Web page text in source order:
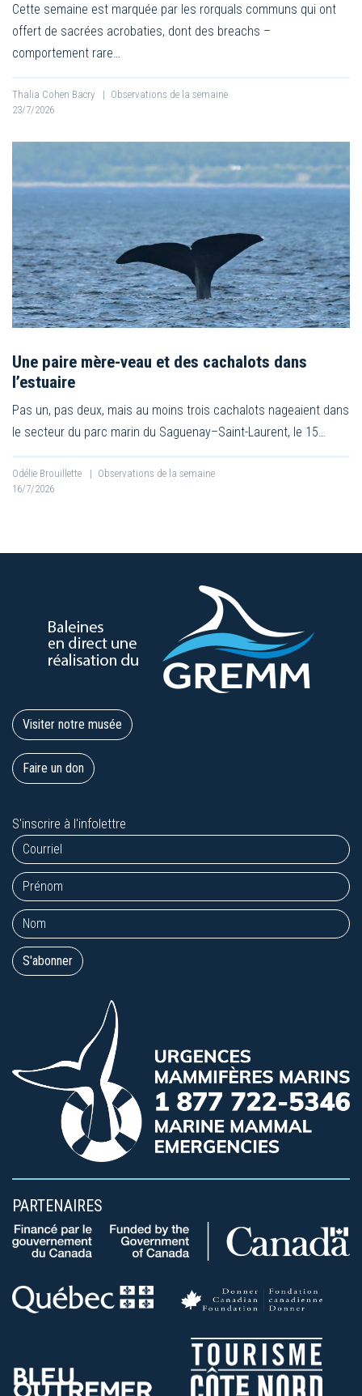
Cette semaine est marquée par les rorquals communs qui ont
offert de sacrées acrobaties, dont des breachs –
comportement rare…
Thalia Cohen Bacry | Observations de la semaine
23/7/2026
Une paire mère-veau et des cachalots dans
l’estuaire
Pas un, pas deux, mais au moins trois cachalots nageaient dans
le secteur du parc marin du Saguenay–Saint-Laurent, le 15…
Odélie Brouillette | Observations de la semaine
16/7/2026
Visiter notre musée
Faire un don
S'inscrire à l'infolettre
PARTENAIRES